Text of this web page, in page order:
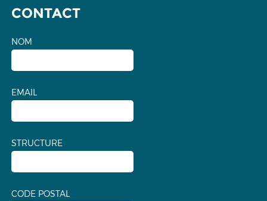
CONTACT
NOM
EMAIL
STRUCTURE
CODE POSTAL